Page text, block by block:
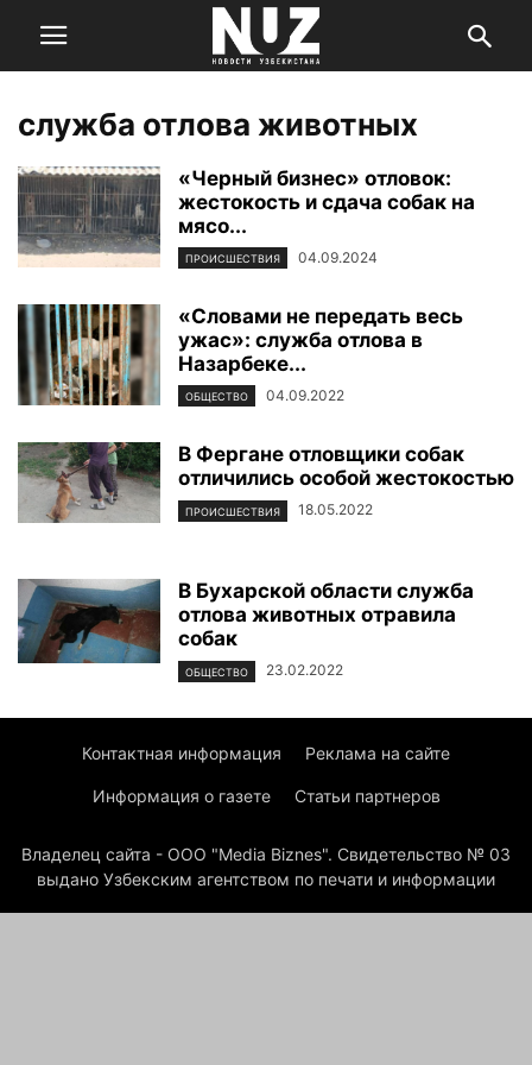
служба отлова животных
«Черный бизнес» отловок:
жестокость и сдача собак на
мясо...
ПРОИСШЕСТВИЯ 04.09.2024
«Словами не передать весь
ужас»: служба отлова в
Назарбеке...
ОБЩЕСТВО 04.09.2022
В Фергане отловщики собак
отличились особой жестокостью
ПРОИСШЕСТВИЯ 18.05.2022
В Бухарской области служба
отлова животных отравила
собак
ОБЩЕСТВО 23.02.2022
Контактная информация Реклама на сайте
Информация о газете Статьи партнеров
Владелец сайта - ООО "Media Biznes". Свидетельство № 03
выдано Узбекским агентством по печати и информации